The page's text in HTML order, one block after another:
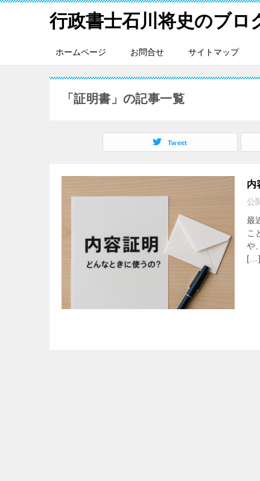
行政書士石川将史のブロ
ホームページ お問合せ サイトマップ
「証明書」の記事一覧
Tweet
内
公
最
こ
や
[…]